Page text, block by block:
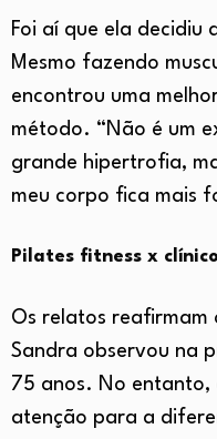
Foi aí que ela decidiu
Mesmo fazendo
encontrou uma
método. “Não é um
grande hipertrofia,
meu corpo fica mais
Pilates fitness x clínico
Os relatos reafirmam
Sandra observou na
75 anos. No
atenção para a